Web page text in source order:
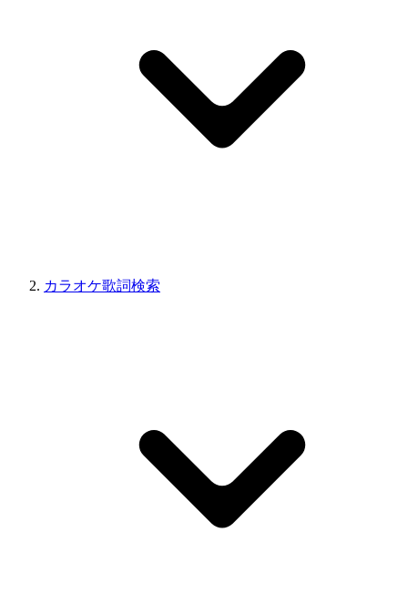
カラオケ歌詞検索